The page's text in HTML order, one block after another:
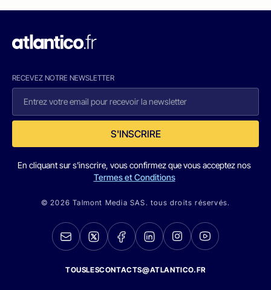
RECEVEZ NOTRE NEWSLETTER
S'INSCRIRE
En cliquant sur s'inscrire, vous confirmez que vous acceptez nos
Termes et Conditions
© 2026 Talmont Media SAS. tous droits réservés.
TOUSLESCONTACTS@ATLANTICO.FR